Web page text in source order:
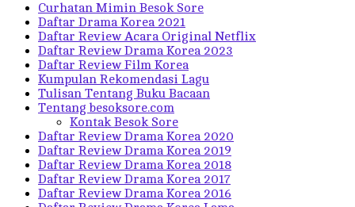
Curhatan Mimin Besok Sore
Daftar Drama Korea 2021
Daftar Review Acara Original Netflix
Daftar Review Drama Korea 2023
Daftar Review Film Korea
Kumpulan Rekomendasi Lagu
Tulisan Tentang Buku Bacaan
Tentang besoksore.com
Kontak Besok Sore
Daftar Review Drama Korea 2020
Daftar Review Drama Korea 2019
Daftar Review Drama Korea 2018
Daftar Review Drama Korea 2017
Daftar Review Drama Korea 2016